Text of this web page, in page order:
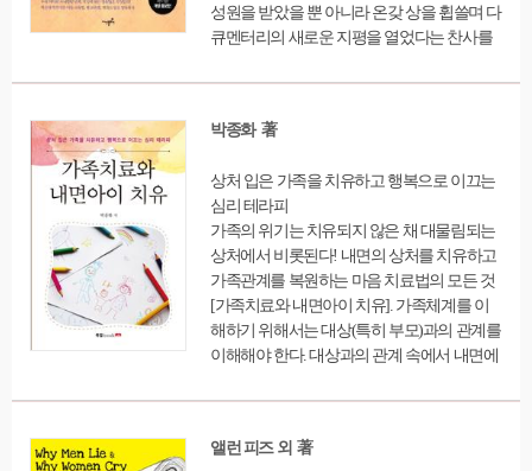
성원을 받았을 뿐 아니라 온갖 상을 휩쓸며 다
큐멘터리의 새로운 지평을 열었다는 찬사를
도서에 새로운 내용을 추가하여 정보를 더욱
발달하는지, 아들과 딸이 서로 다른 이유와 획
는 양육법은 무엇인지, 내 아이의 두뇌성향을
눈여겨보는 법과 맞춤 교육법을 소개한다. 또
한 다중지능 이론에 입각해서, 내 아이만의 강
점지능과 약점지능을 찾는 법을 일러주고, 강
점지능을 키워 성공의 발판을 마련할 수 있는
노하우도 소개한다. ‘인공지능 시대’의 도래
에 따라 자녀교육에 대해서도 말들이 많다. 인
공지능이 인간의 학습능력과 추론능력, 지각
에 충분하다. 하지만 인공지능이 대체할 수 없
는 인간의 영역은 분명 존재하고, 그 비밀은
박종화 著
상처 입은 가족을 치유하고 행복으로 이끄는
심리 테라피
가족의 위기는 치유되지 않은 채 대물림되는
상처에서 비롯된다! 내면의 상처를 치유하고
가족관계를 복원하는 마음 치료법의 모든 것
[가족치료와 내면아이 치유]. 가족체계를 이
해하기 위해서는 대상(특히 부모)과의 관계를
이해해야 한다. 대상과의 관계 속에서 내면에
이 대상으로부터 받은 이미지에 의해서 상대
문에 여전히 상처는 대물림되는 것을 볼 수 있
앨런 피즈 외 著